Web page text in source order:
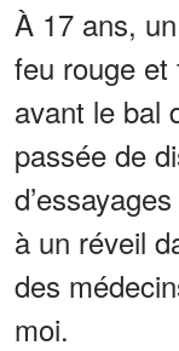
À 17 ans,
feu rouge
avant le bal
passée de
à un réveil
des
moi.